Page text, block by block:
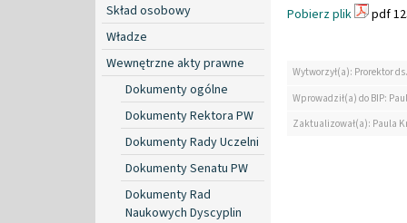
Skład osobowy
Władze
Wewnętrzne akty prawne
Dokumenty ogólne
Dokumenty Rektora PW
Dokumenty Rady Uczelni
Dokumenty Senatu PW
Dokumenty Rad
Naukowych Dyscyplin
Pobierz plik
pdf
Wytworzył(a): Prorektor
Wprowadził(a) do BIP:
Zaktualizował(a): Paula